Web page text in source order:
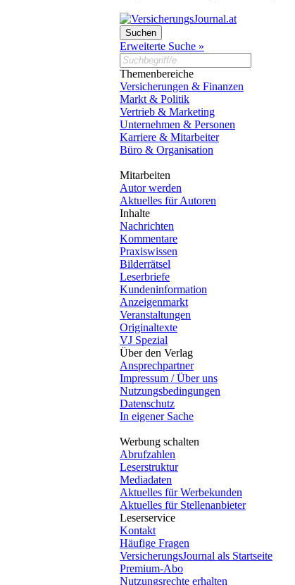
Erweiterte Suche »
Themenbereiche
Versicherungen & Finanzen
Markt & Politik
Vertrieb & Marketing
Unternehmen & Personen
Karriere & Mitarbeiter
Büro & Organisation
Mitarbeiten
Autor werden
Aktuelles für Autoren
Inhalte
Nachrichten
Kommentare
Praxiswissen
Bilderrätsel
Leserbriefe
Kundeninformation
Anzeigenmarkt
Veranstaltungen
Originaltexte
VJ Spezial
Über den Verlag
Ansprechpartner
Impressum / Über uns
Nutzungsbedingungen
Datenschutz
In eigener Sache
Werbung schalten
Abrufzahlen
Leserstruktur
Mediadaten
Aktuelles für Werbekunden
Aktuelles für Stellenanbieter
Leserservice
Kontakt
Häufige Fragen
VersicherungsJournal als Startseite
Premium-Abo
Nutzungsrechte erhalten